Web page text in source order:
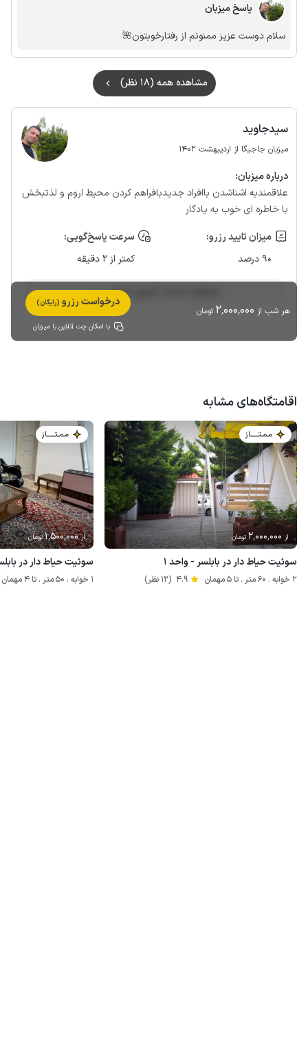
پاسخ میزبان
سلام دوست عزیز ممنونم از رفتارخوبتون🌺
مشاهده همه (18 نظر)
سیدجاوید
میزبان جاجیگا از اردیبهشت 1402
درباره‌ میزبان:
علاقمندبه اشناشدن باافراد جدیدبافراهم کردن محیط اروم و لذتبخش
با خاطره ای خوب به یادگار
میزان تایید رزرو:
90 درصد
سرعت پاسخ‌گویی:
کمتر از 2 دقیقه
مشاهده حساب کاربری میزبان
هر شب از 2٬000٬000 تومان
درخواست رزرو (رایگان)
با امکان چت آنلاین با میزبان
اقامتگاه‌های مشابه
مـمـتــــــاز
از 2٬000٬000 تومان
سوئیت حیاط دار در بابلسر - واحد ۱
2 خوابه . 60 متر . تا 5 مهمان 4.9 (12 نظر)
مـمـتــــــاز
از 1٬500٬000تومان
سوئیت حیاط دار در
1 خوابه . 50 متر . تا 4 مهمان